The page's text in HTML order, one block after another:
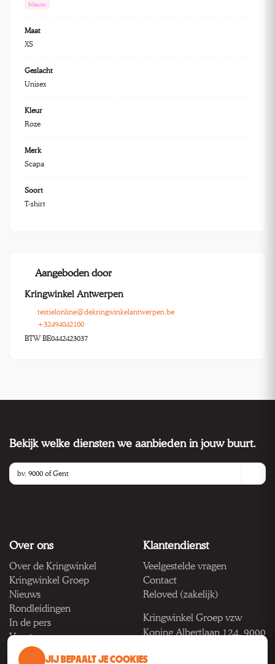
Nieuw
Maat
XS
Geslacht
Unisex
Kleur
Roze
Merk
Scapa
Soort
T-shirt
Aangeboden door
Kringwinkel Antwerpen
textielonline@dekringwinkelantwerpen.be
+32494042100
BTW BE0442423037
Bekijk welke diensten we aanbieden in jouw buurt.
Over ons
Over de Kringwinkel
Kringwinkel Groep
Nieuws
Rondleidingen
In de pers
Vacatures
Klantendienst
Veelgestelde vragen
Contact
Reloved (zakelijk)
Kringwinkel Groep vzw
Koning Albertlaan 124, 9000
JIJ BEPAALT JE COOKIES